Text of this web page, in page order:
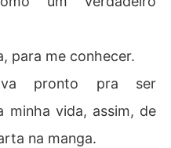
para me conhecer.
pronto pra ser
minha vida, assim, de
na manga.